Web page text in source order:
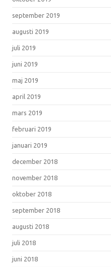
september 2019
augusti 2019
juli 2019
juni 2019
maj 2019
april 2019
mars 2019
februari 2019
januari 2019
december 2018
november 2018
oktober 2018
september 2018
augusti 2018
juli 2018
juni 2018